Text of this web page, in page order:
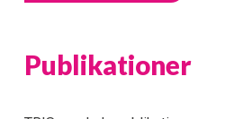
Publikationer